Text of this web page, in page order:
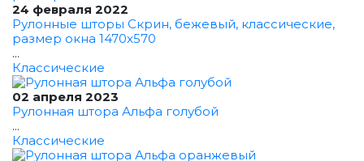
24 февраля 2022
Рулонные шторы Скрин, бежевый, классические,
размер окна 1470x570
...
Классические
02 апреля 2023
Рулонная штора Альфа голубой
...
Классические